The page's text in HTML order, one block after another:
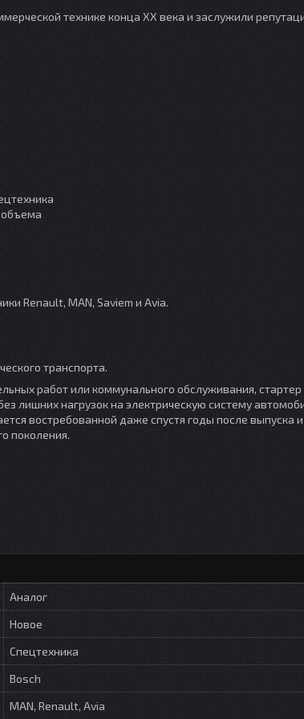
технике конца XX века и заслужили
объема
Renault, MAN, Saviem и Avia.
транспорта.
работ или коммунального обслуживания, стартер
лишних нагрузок на электрическую систему
востребованной даже спустя годы после выпуска и
поколения.
Аналог
Новое
Спецтехника
Bosch
MAN, Renault, Avia